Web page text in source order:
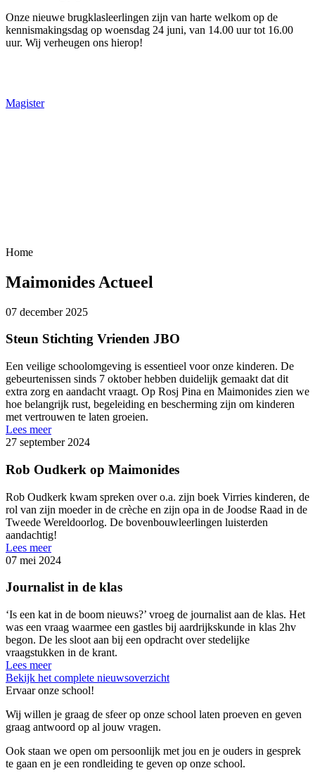
Onze nieuwe brugklasleerlingen zijn van harte welkom op de
kennismakingsdag op woensdag 24 juni, van 14.00 uur tot 16.00
uur. Wij verheugen ons hierop!
Magister
Home
Maimonides Actueel
07 december 2025
Steun Stichting Vrienden JBO
Een veilige schoolomgeving is essentieel voor onze kinderen. De
gebeurtenissen sinds 7 oktober hebben duidelijk gemaakt dat dit
extra zorg en aandacht vraagt. Op Rosj Pina en Maimonides zien we
hoe belangrijk rust, begeleiding en bescherming zijn om kinderen
met vertrouwen te laten groeien.
Lees meer
27 september 2024
Rob Oudkerk op Maimonides
Rob Oudkerk kwam spreken over o.a. zijn boek Virries kinderen, de
rol van zijn moeder in de crèche en zijn opa in de Joodse Raad in de
Tweede Wereldoorlog. De bovenbouwleerlingen luisterden
aandachtig!
Lees meer
07 mei 2024
Journalist in de klas
‘Is een kat in de boom nieuws?’ vroeg de journalist aan de klas. Het
was een vraag waarmee een gastles bij aardrijkskunde in klas 2hv
begon. De les sloot aan bij een opdracht over stedelijke
vraagstukken in de krant.
Lees meer
Bekijk het complete nieuwsoverzicht
Ervaar onze school!
Wij willen je graag de sfeer op onze school laten proeven en geven
graag antwoord op al jouw vragen.
Ook staan we open om persoonlijk met jou en je ouders in gesprek
te gaan en je een rondleiding te geven op onze school.